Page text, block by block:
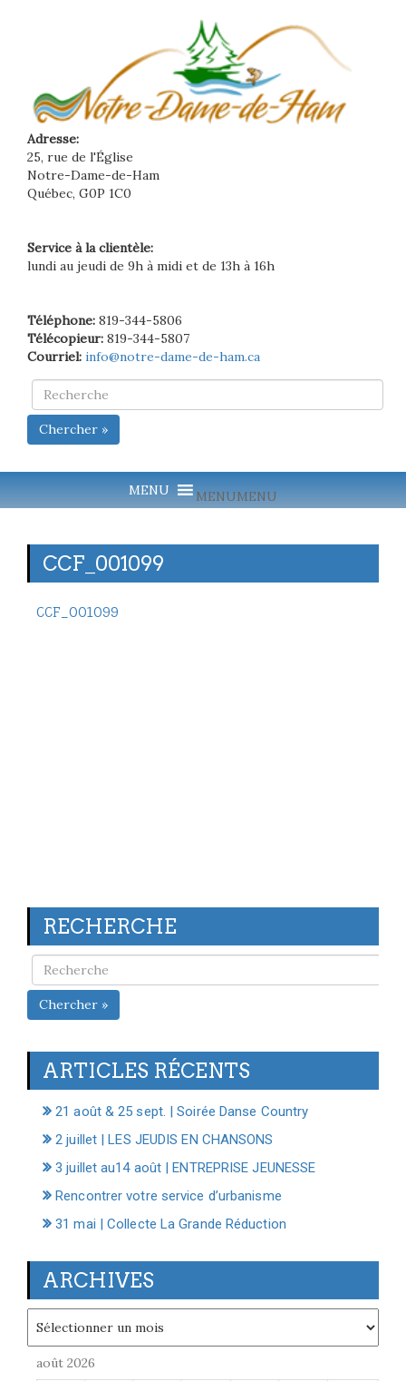
Adresse:
25, rue de l'Église
Notre-Dame-de-Ham
Québec, G0P 1C0
Service à la clientèle:
lundi au jeudi de 9h à midi et de 13h à 16h
Téléphone: 819-344-5806
Télécopieur: 819-344-5807
Courriel: info@notre-dame-de-ham.ca
Chercher »
MENUMENU
CCF_001099
CCF_001099
RECHERCHE
Chercher »
ARTICLES RÉCENTS
21 août & 25 sept. | Soirée Danse Country
2 juillet | LES JEUDIS EN CHANSONS
3 juillet au14 août | ENTREPRISE JEUNESSE
Rencontrer votre service d’urbanisme
31 mai | Collecte La Grande Réduction
ARCHIVES
août 2026